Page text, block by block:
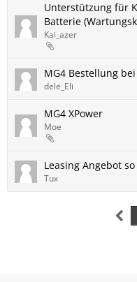
Unterstützung für
Batterie
Kai_azer
MG4 Bestellung
dele_Eli
MG4 XPower
Moe
Leasing Angebot
Tux